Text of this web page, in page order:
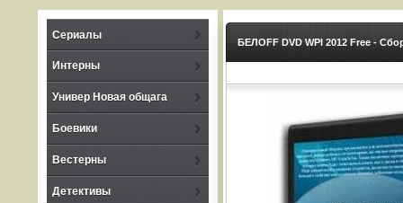
Сериалы
Интерны
Универ Новая общага
Боевики
Вестерны
Детективы
БЕЛOFF DVD WPI 2012 Free -